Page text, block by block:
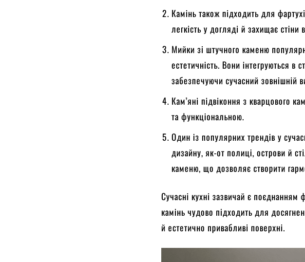
Камінь також підходить для
легкість у догляді й захищає
Мийки зі штучного каменю
естетичність. Вони інтегруються
забезпечуючи сучасний зовнішній
Кам’яні підвіконня з кварцового
та функціональною.
Один із популярних трендів у
дизайну, як-от полиці, острови й
каменю, що дозволяє створити
Сучасні кухні зазвичай є поєднанням
камінь чудово підходить для
й естетично привабливі поверхні.